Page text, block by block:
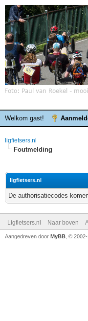
Welkom gast!
ligfietsers.nl
Foutmelding
ligfietsers.nl
De authorisatiecodes
Ligfietsers.nl Naar boven
Aangedreven door MyBB , ©